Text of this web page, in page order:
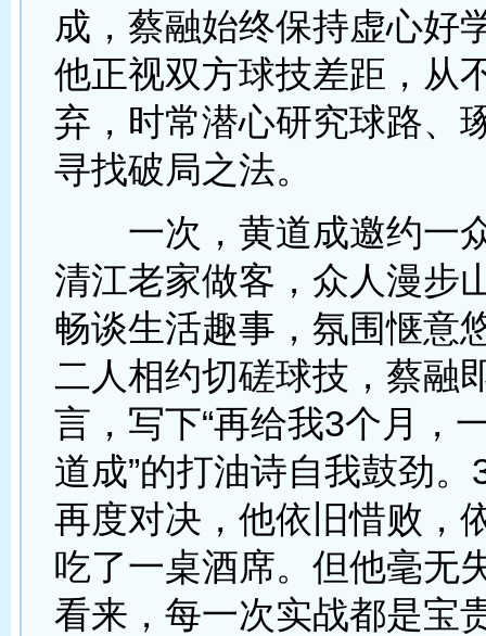
成，蔡融始终保持虚心好
他正视双方球技差距，从
弃，时常潜心研究球路、
寻找破局之法。
一次，黄道成邀约一
清江老家做客，众人漫步
畅谈生活趣事，氛围惬意
二人相约切磋球技，蔡融
言，写下“再给我3个月，
道成”的打油诗自我鼓劲。
再度对决，他依旧惜败，
吃了一桌酒席。但他毫无
看来，每一次实战都是宝